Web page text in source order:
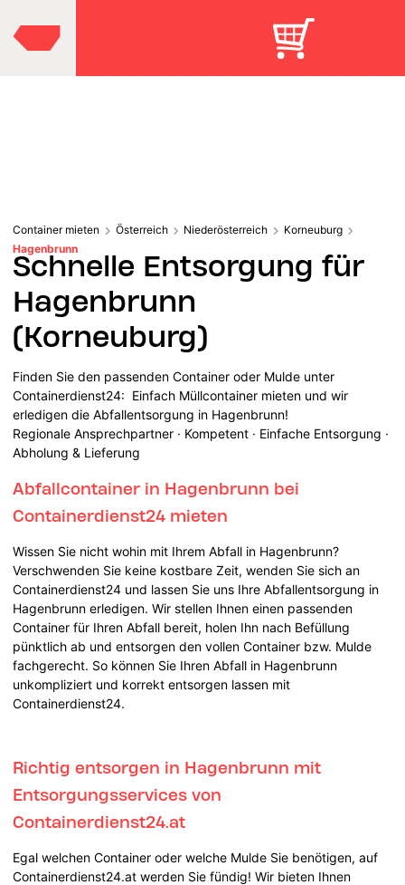
Container mieten Österreich Niederösterreich
Korneuburg
Hagenbrunn
Schnelle Entsorgung für
Hagenbrunn
(Korneuburg)
Finden Sie den passenden Container oder Mulde unter
Containerdienst24: Einfach Müllcontainer mieten und wir
erledigen die Abfallentsorgung in Hagenbrunn!
Regionale Ansprechpartner · Kompetent · Einfache Entsorgung ·
Abholung & Lieferung
Abfallcontainer in Hagenbrunn bei
Containerdienst24 mieten
Wissen Sie nicht wohin mit Ihrem Abfall in Hagenbrunn?
Verschwenden Sie keine kostbare Zeit, wenden Sie sich an
Containerdienst24 und lassen Sie uns Ihre Abfallentsorgung in
Hagenbrunn erledigen. Wir stellen Ihnen einen passenden
Container für Ihren Abfall bereit, holen Ihn nach Befüllung
pünktlich ab und entsorgen den vollen Container bzw. Mulde
fachgerecht. So können Sie Ihren Abfall in Hagenbrunn
unkompliziert und korrekt entsorgen lassen mit
Containerdienst24.
Richtig entsorgen in Hagenbrunn mit
Entsorgungsservices von
Containerdienst24.at
Egal welchen Container oder welche Mulde Sie benötigen, auf
Containerdienst24.at werden Sie fündig! Wir bieten Ihnen